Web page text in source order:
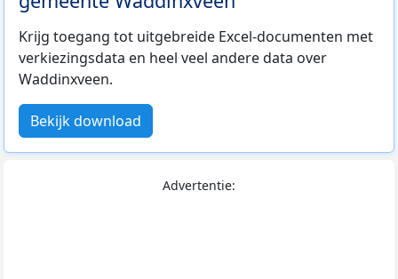
Krijg toegang tot uitgebreide Excel-documenten met
verkiezingsdata en heel veel andere data over
Waddinxveen.
Bekijk download
Advertentie: